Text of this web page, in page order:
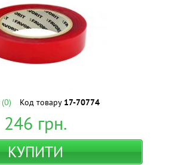
(0) Код товару 17-70774
246 грн.
КУПИТИ